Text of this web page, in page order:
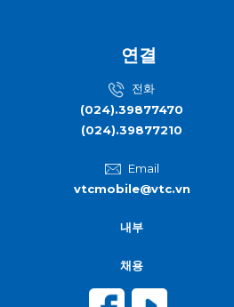
연결
전화
(024).39877470
(024).39877210
Email
vtcmobile@vtc.vn
내부
채용